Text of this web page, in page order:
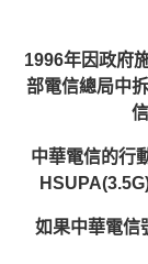
1996年因政府
部電信總局中
中華電信的行
如果中華電信